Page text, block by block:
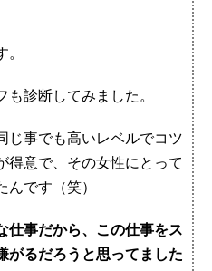
診断してみました。
じ事でも高いレベルでコツ
得意で、その女性にとって
です（笑）
仕事だから、この仕事をス
がるだろうと思ってました